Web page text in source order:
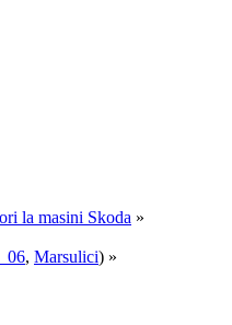
la masini Skoda »
, Marsulici) »